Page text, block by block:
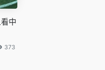
中
373